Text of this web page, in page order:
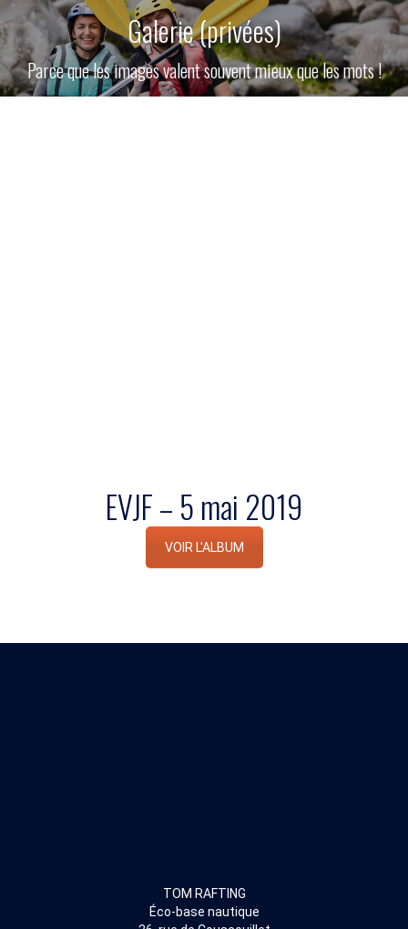
Galerie (privées)
Parce que les images valent souvent mieux que les mots !
EVJF – 5 mai 2019
VOIR L'ALBUM
TOM RAFTING
Éco-base nautique